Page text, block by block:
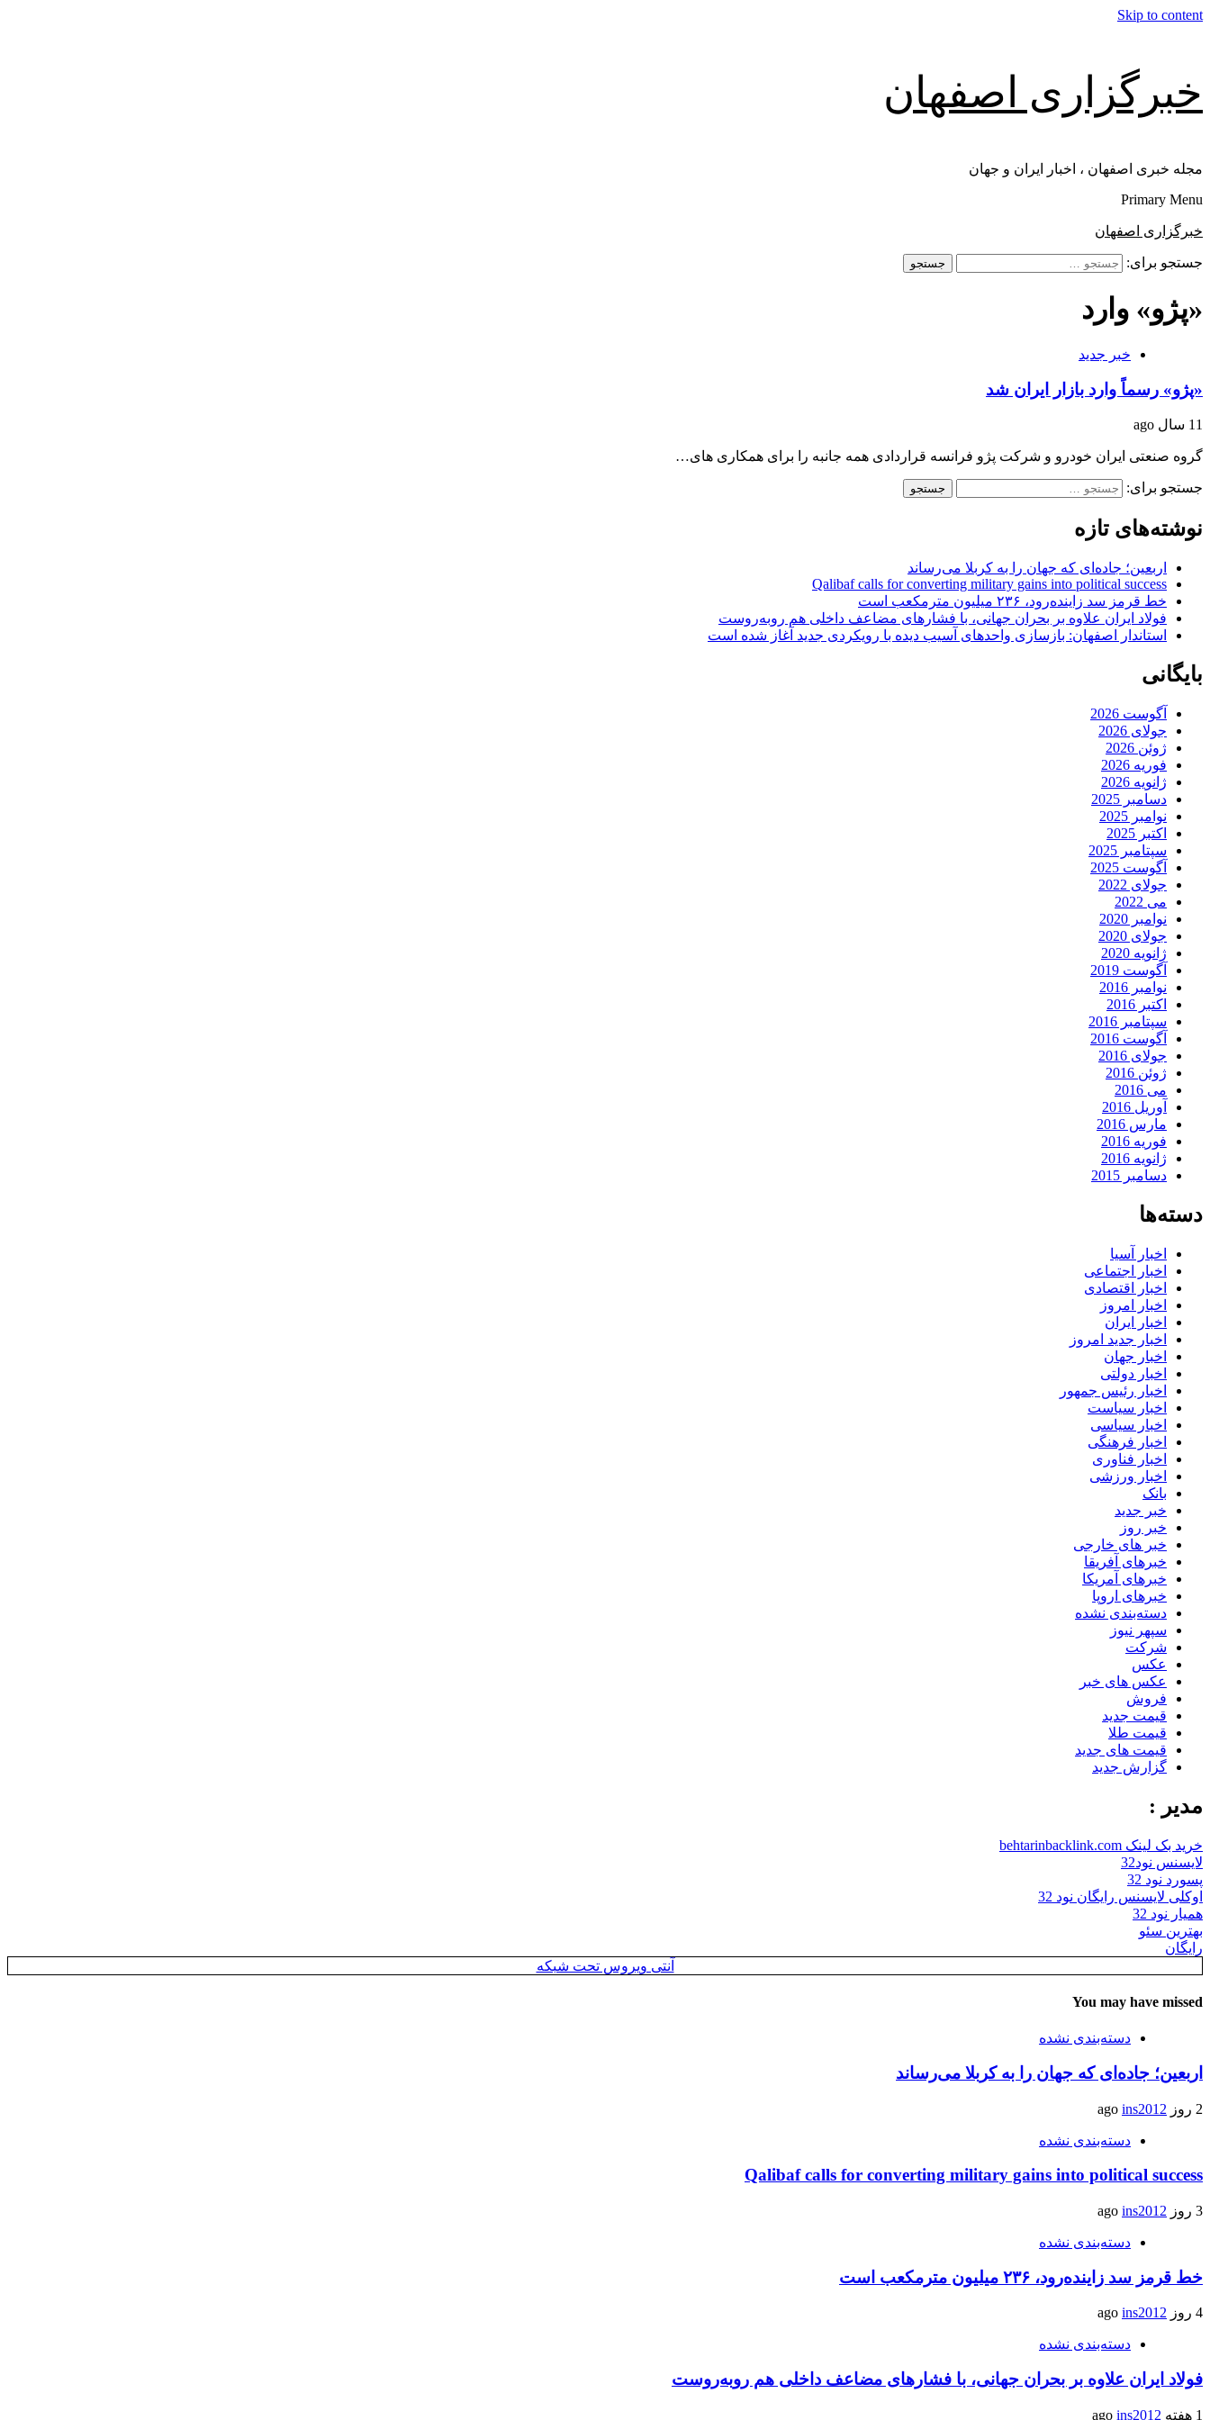
Skip to content
خبرگزاری اصفهان
مجله خبری اصفهان ، اخبار ایران و جهان
Primary Menu
خبرگزاری اصفهان
جستجو برای:
«پژو» وارد
خبر جدید
«پژو» رسماً وارد بازار ایران شد
11 سال ago
گروه صنعتی ایران خودرو و شرکت پژو فرانسه قراردادی همه جانبه را برای همکاری های…
جستجو برای:
نوشته‌های تازه
اربعین؛ جاده‌ای که جهان را به کربلا می‌رساند
Qalibaf calls for converting military gains into political success
خط قرمز سد زاینده‌رود، ۲۳۶ میلیون مترمکعب است
فولاد ایران علاوه بر بحران جهانی، با فشارهای مضاعف داخلی هم روبه‌روست
استاندار اصفهان: بازسازی واحدهای آسیب دیده با رویکردی جدید آغاز شده است
بایگانی
آگوست 2026
جولای 2026
ژوئن 2026
فوریه 2026
ژانویه 2026
دسامبر 2025
نوامبر 2025
اکتبر 2025
سپتامبر 2025
آگوست 2025
جولای 2022
می 2022
نوامبر 2020
جولای 2020
ژانویه 2020
آگوست 2019
نوامبر 2016
اکتبر 2016
سپتامبر 2016
آگوست 2016
جولای 2016
ژوئن 2016
می 2016
آوریل 2016
مارس 2016
فوریه 2016
ژانویه 2016
دسامبر 2015
دسته‌ها
اخبار آسیا
اخبار اجتماعی
اخبار اقتصادی
اخبار امروز
اخبار ایران
اخبار جدید امروز
اخبار جهان
اخبار دولتی
اخبار رئیس جمهور
اخبار سیاست
اخبار سیاسی
اخبار فرهنگی
اخبار فناوری
اخبار ورزشی
بانک
خبر جدید
خبر روز
خبر های خارجی
خبرهای آفریقا
خبرهای آمریکا
خبرهای اروپا
دسته‌بندی نشده
سپهر نیوز
شرکت
عکس
عکس های خبر
فروش
قیمت جدید
قیمت طلا
قیمت های جدید
گزارش جدید
مدیر :
خرید بک لینک behtarinbacklink.com
لایسنس نود32
پسورد نود 32
اوکلی لایسنس رایگان نود 32
همیار نود 32
بهترین سئو
رایگان
آنتی ویروس تحت شبکه
You may have missed
دسته‌بندی نشده
اربعین؛ جاده‌ای که جهان را به کربلا می‌رساند
2 روز ago ins2012
دسته‌بندی نشده
Qalibaf calls for converting military gains into political success
3 روز ago ins2012
دسته‌بندی نشده
خط قرمز سد زاینده‌رود، ۲۳۶ میلیون مترمکعب است
4 روز ago ins2012
دسته‌بندی نشده
فولاد ایران علاوه بر بحران جهانی، با فشارهای مضاعف داخلی هم روبه‌روست
1 هفته ago ins2012